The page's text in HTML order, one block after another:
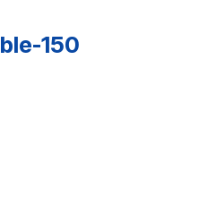
150